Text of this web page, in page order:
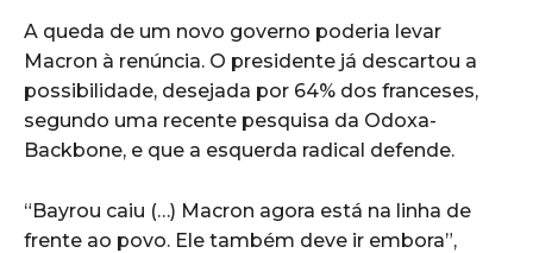
A queda de um novo governo poderia levar
Macron à renúncia. O presidente já descartou a
possibilidade, desejada por 64% dos franceses,
segundo uma recente pesquisa da Odoxa-
Backbone, e que a esquerda radical defende.
“Bayrou caiu (…) Macron agora está na linha de
frente ao povo. Ele também deve ir embora”,